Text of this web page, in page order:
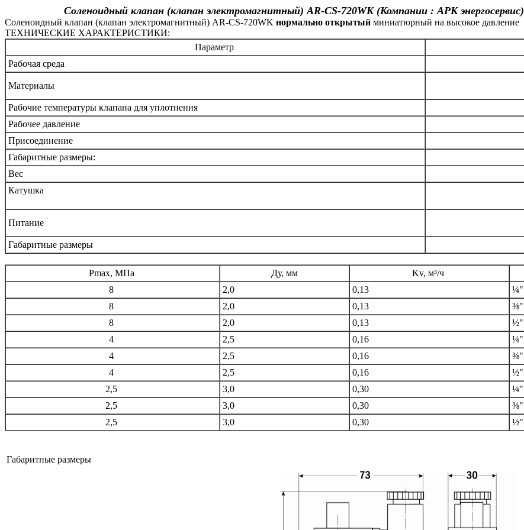
Соленоидный клапан (клапан электромагнитный) AR-CS-720WK (Компании : АРК энергосервис)
Соленоидный клапан (клапан электромагнитный) AR-CS-720WK нормально открытый миниатюрный на высокое давление
ТЕХНИЧЕСКИЕ ХАРАКТЕРИСТИКИ:
Параметр
Рабочая среда
Материалы
Рабочие температуры клапана для уплотнения
Рабочее давление
Присоединение
Габаритные размеры:
Вес
Катушка
Питание
Габаритные размеры
Pmax, МПа Ду, мм Kv, м³/ч
8
2,0 0,13
¼"
8
2,0 0,13
⅜"
8
2,0 0,13
½"
4
2,5 0,16
¼"
4
2,5 0,16
⅜"
4
2,5 0,16
½"
2,5
3,0 0,30
¼"
2,5
3,0 0,30
⅜"
2,5
3,0 0,30 ½"
Габаритные размеры